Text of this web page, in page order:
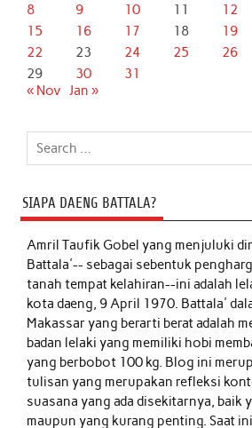
8 9 10 11 12
15
16 17 18 19
22
23 24 25 26
29
30
31
« Nov Jan »
SIAPA DAENG BATTALA?
Amril Taufik Gobelyang menjuluki
Battala'-- sebagai sebentuk
tanah tempat kelahiran--ini adalah
kota daeng, 9 April 1970. Battala'
Makassar yang berarti berat adalah
badan lelaki yang memiliki hobi
yang berbobot 100 kg. Blog ini
tulisan yang merupakan refleksi
suasana yang ada disekitarnya, baik
maupun yang kurang penting. Saat